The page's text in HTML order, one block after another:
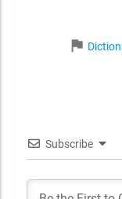
flag
Subscribe